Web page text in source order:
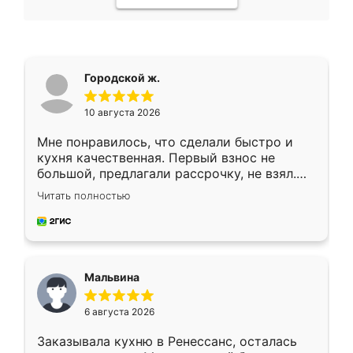
Городской ж.
10 августа 2026
Мне понравилось, что сделали быстро и
кухня качественная. Первый взнос не
большой, предлагали рассрочку, не взял.
Ждал меньше месяца, сборщик с прямыми
руками. По цене вышло адекватно.
Рекомендую!
Читать полностью
Мальвина
6 августа 2026
Заказывала кухню в Ренессанс, осталась